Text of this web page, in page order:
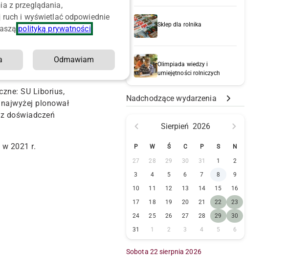
SU Liborius,
plonował
doświadczeń
2021 r.
Sklep dla rolnika
Olimpiada wiedzy i
umiejętności rolniczych
Nadchodzące wydarzenia
Sierpień 2026
P W Ś C P S N
27 28 29 30 31 1
2
3
4 5 6 7 8
9
10
11 12 13 14 15
16
17
18 19 20 21 22
23
24
25 26 27 28 29
30
31
1 2 3 4 5 6
Sobota 22 sierpnia 2026
z przeglądania,
i wyświetlać odpowiednie
polityką prywatności
Odmawiam